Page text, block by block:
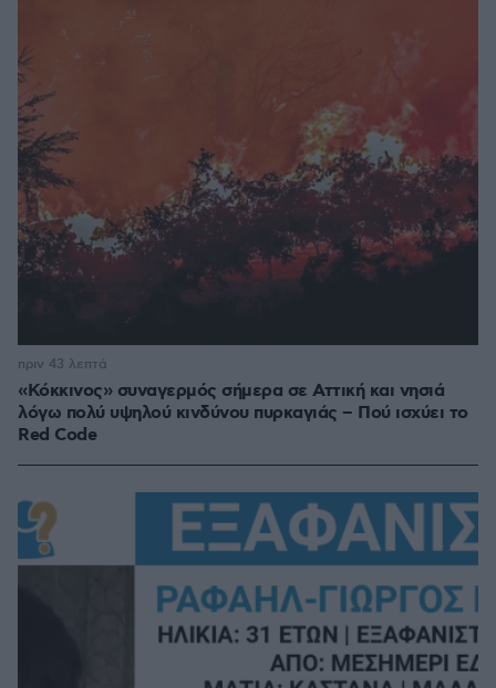
«Κόκκινος» συναγερμός σήμερα σε Αττική και νησιά
λόγω πολύ υψηλού κινδύνου πυρκαγιάς – Πού ισχύει το
Red Code
πριν 43 λεπτά